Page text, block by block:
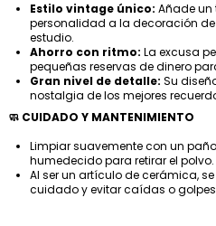
Estilo vintage único: Añade un
personalidad a la decoración
estudio.
Ahorro con ritmo: La excusa
pequeñas reservas de dinero
Gran nivel de detalle: Su
nostalgia de los mejores
🧼 CUIDADO Y MANTENIMIENTO
Limpiar suavemente con un
humedecido para retirar el polvo.
Al ser un artículo de cerámica,
cuidado y evitar caídas o